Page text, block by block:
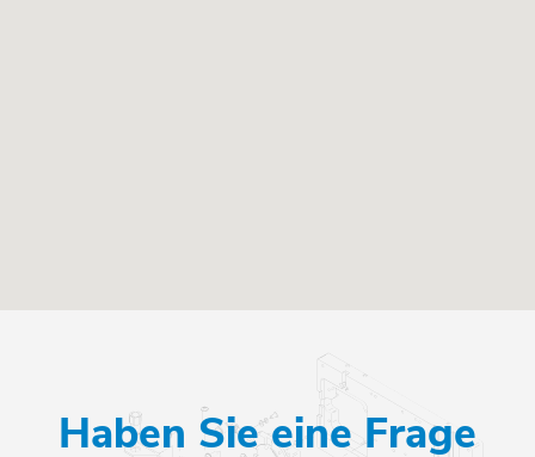
Haben Sie eine Frage